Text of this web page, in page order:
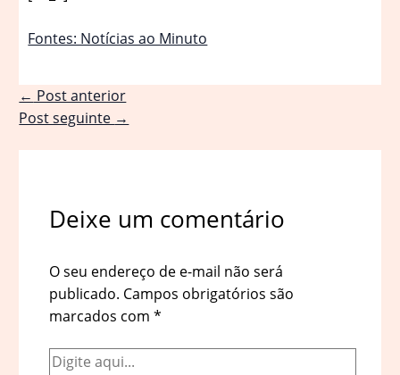
Fontes: Notícias ao Minuto
← Post anterior
Post seguinte →
Deixe um comentário
O seu endereço de e-mail não será
publicado. Campos obrigatórios são
marcados com *
Digite